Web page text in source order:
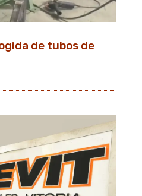
de tubos de